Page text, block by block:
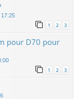
17:25
1 2 3
pour D70 pour
1 2 3